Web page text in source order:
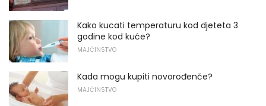
Kako kucati temperaturu kod djeteta 3
godine kod kuće?
MAJČINSTVO
Kada mogu kupiti novorođenče?
MAJČINSTVO